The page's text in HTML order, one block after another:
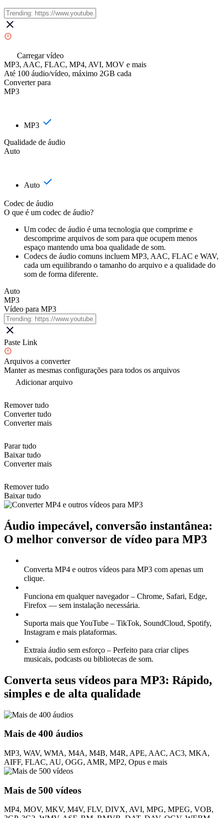
Carregar vídeo
MP3, AAC, FLAC, MP4, AVI, MOV e mais
Até 100 áudio/vídeo, máximo 2GB cada
Converter para
MP3
MP3
Qualidade de áudio
Auto
Auto
Codec de áudio
O que é um codec de áudio?
Um codec de áudio é uma tecnologia que comprime e
descomprime arquivos de som para que ocupem menos
espaço mantendo uma boa qualidade de som.
Codecs de áudio comuns incluem MP3, AAC, FLAC e WAV,
cada um equilibrando o tamanho do arquivo e a qualidade do
som de forma diferente.
Auto
MP3
Vídeo para MP3
Paste Link
Arquivos a converter
Manter as mesmas configurações para todos os arquivos
Adicionar arquivo
Remover tudo
Converter tudo
Converter mais
Parar tudo
Baixar tudo
Converter mais
Remover tudo
Baixar tudo
Áudio impecável, conversão instantânea:
O melhor conversor de vídeo para MP3
Converta MP4 e outros vídeos para MP3 com apenas um
clique.
Funciona em qualquer navegador – Chrome, Safari, Edge,
Firefox — sem instalação necessária.
Suporta mais queYouTube – TikTok, SoundCloud, Spotify,
Instagram e mais plataformas.
Extraia áudio sem esforço – Perfeito para criar clipes
musicais, podcasts ou bibliotecas de som.
Converta seus vídeos para MP3: Rápido,
simples e de alta qualidade
Mais de 400 áudios
MP3, WAV, WMA, M4A, M4B, M4R, APE, AAC, AC3, MKA,
AIFF, FLAC, AU, OGG, AMR, MP2, Opus e mais
Mais de 500 vídeos
MP4, MOV, MKV, M4V, FLV, DIVX, AVI, MPG, MPEG, VOB,